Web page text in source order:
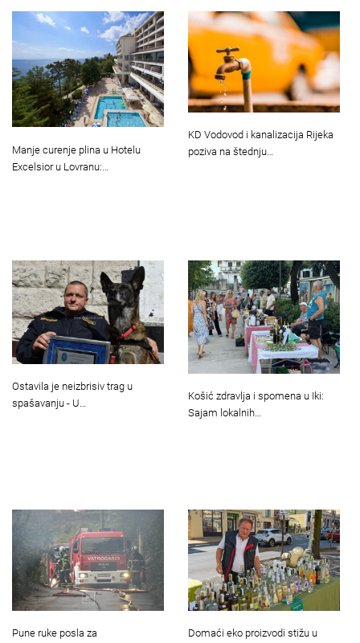
Manje curenje plina u Hotelu
Excelsior u Lovranu:…
KD Vodovod i kanalizacija Rijeka
poziva na štednju…
Ostavila je neizbrisiv trag u
spašavanju - U…
Košić zdravlja i spomena u Iki:
Sajam lokalnih…
Pune ruke posla za
Domaći eko proizvodi stižu u